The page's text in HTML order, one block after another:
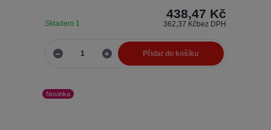
438,47 Kč
362,37 Kčbez DPH
Skladem 1
Přidat do košíku
Novinka